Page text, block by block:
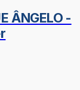
ÂNGELO -